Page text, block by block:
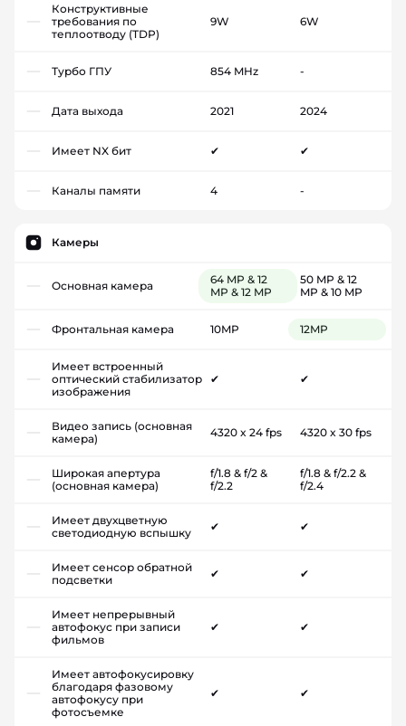
Конструктивные
требования по
теплоотводу (TDP)
9W 6W
Турбо ГПУ 854 MHz -
Дата выхода 2021 2024
Имеет NX бит ✔ ✔
Каналы памяти 4 -
Камеры
Основная камера
64 MP & 12
MP & 12 MP
50 MP & 12
MP & 10 MP
Фронтальная камера 10MP 12MP
Имеет встроенный
оптический стабилизатор
изображения
✔ ✔
Видео запись (основная
камера)
4320 x 24 fps 4320 x 30 fps
Широкая апертура
(основная камера)
f/1.8 & f/2 &
f/2.2
f/1.8 & f/2.2 &
f/2.4
Имеет двухцветную
светодиодную вспышку
✔ ✔
Имеет сенсор обратной
подсветки
✔ ✔
Имеет непрерывный
автофокус при записи
фильмов
✔ ✔
Имеет автофокусировку
благодаря фазовому
автофокусу при
фотосъемке
✔ ✔